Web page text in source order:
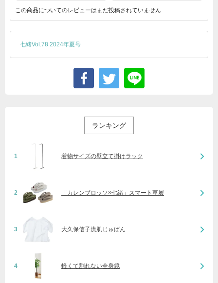
この商品についてのレビューはまだ投稿されていません
七緒Vol.78 2024年夏号
ランキング
1 着物サイズの壁立て掛けラック
2 「カレンブロッソ×七緒」スマート草履
3 大久保信子流肌じゅばん
4 軽くて割れない全身鏡